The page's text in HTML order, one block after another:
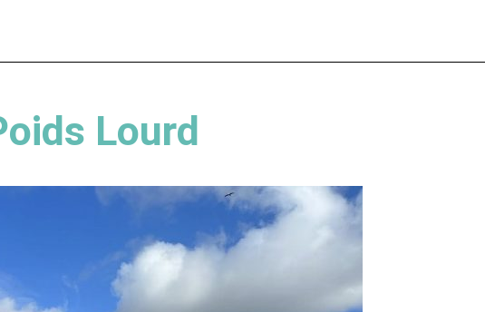
Lourd